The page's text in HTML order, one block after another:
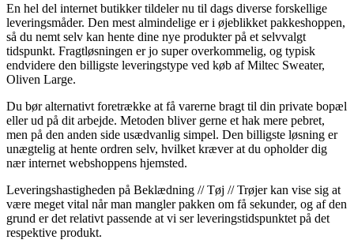
En hel del internet butikker tildeler nu til dags diverse forskellige
leveringsmåder. Den mest almindelige er i øjeblikket pakkeshoppen,
så du nemt selv kan hente dine nye produkter på et selvvalgt
tidspunkt. Fragtløsningen er jo super overkommelig, og typisk
endvidere den billigste leveringstype ved køb af Miltec Sweater,
Oliven Large.
Du bør alternativt foretrække at få varerne bragt til din private bopæl
eller ud på dit arbejde. Metoden bliver gerne et hak mere pebret,
men på den anden side usædvanlig simpel. Den billigste løsning er
unægtelig at hente ordren selv, hvilket kræver at du opholder dig
nær internet webshoppens hjemsted.
Leveringshastigheden på Beklædning // Tøj // Trøjer kan vise sig at
være meget vital når man mangler pakken om få sekunder, og af den
grund er det relativt passende at vi ser leveringstidspunktet på det
respektive produkt.